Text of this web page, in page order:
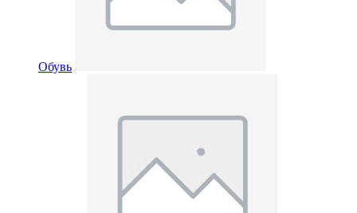
Обувь